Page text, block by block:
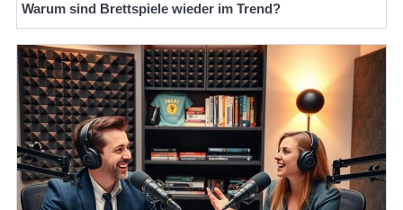
Warum sind Brettspiele wieder im Trend?